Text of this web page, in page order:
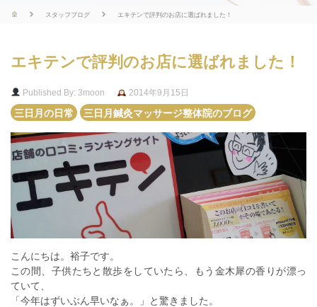
ボ
スタッフブログ エキテンで評判のお店に選ばれました！
エキテンで評判のお店に選ばれました！
Published By: 3moon
2014年9月15日
三日月の日常
三日月鍼灸マッサージ整体院のブログ
こんにちは。裕子です。
この間、子供たちと散歩をしていたら、もう金木犀の香りが漂っ
ていて、
「今年はずいぶん早いなぁ。」と驚きました。